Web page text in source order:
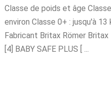
Classe de poids et âge
environ Classe 0+ : jusqu'à
Fabricant Britax Römer Britax
[4] BABY SAFE PLUS [ ...